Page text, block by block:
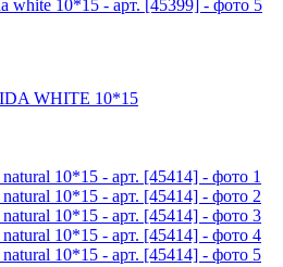
WHITE 10*15